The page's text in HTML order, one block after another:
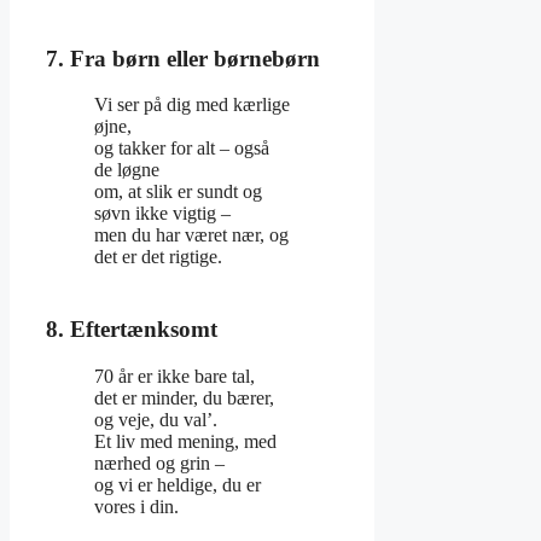
7. Fra børn eller børnebørn
Vi ser på dig med kærlige
øjne,
og takker for alt – også
de løgne
om, at slik er sundt og
søvn ikke vigtig –
men du har været nær, og
det er det rigtige.
8. Eftertænksomt
70 år er ikke bare tal,
det er minder, du bærer,
og veje, du val’.
Et liv med mening, med
nærhed og grin –
og vi er heldige, du er
vores i din.